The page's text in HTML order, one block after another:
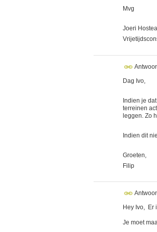
Mvg
Joeri
Dag Ivo,
Indien je
terreinen
leggen. Zo
Indien dit
Groeten,
Filip
Hey Ivo, Er
Je moet